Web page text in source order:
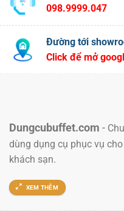
098.9999.047
Đường tới
Click để mở
Dungcubuffet.com -
dùng dụng cụ phục vụ
khách sạn.
XEM THÊM